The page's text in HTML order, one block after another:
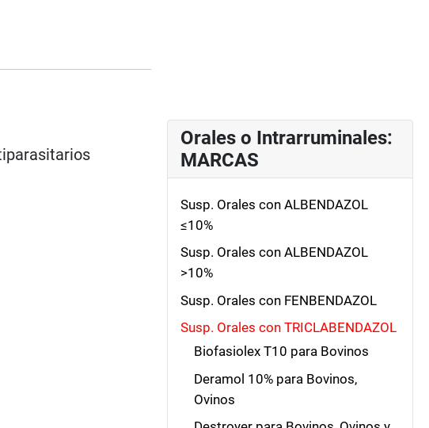
Orales o Intrarruminales:
MARCAS
Susp. Orales con ALBENDAZOL
≤10%
Susp. Orales con ALBENDAZOL
>10%
Susp. Orales con FENBENDAZOL
Susp. Orales con TRICLABENDAZOL
Biofasiolex T10 para Bovinos
Deramol 10% para Bovinos,
Ovinos